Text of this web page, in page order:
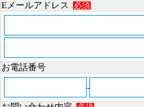
Eメールアドレス 必須
お電話番号
-